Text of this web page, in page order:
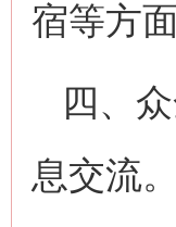
宿等方
四、
息交流